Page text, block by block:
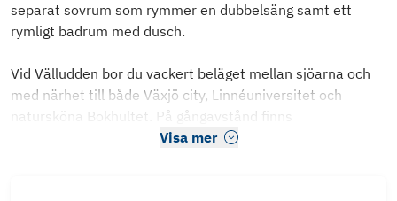
separat sovrum som rymmer en dubbelsäng samt ett
rymligt badrum med dusch.
Vid Välludden bor du vackert beläget mellan sjöarna och
med närhet till både Växjö city, Linnéuniversitet och
natursköna Bokhultet. På gångavstånd finns
Visa mer